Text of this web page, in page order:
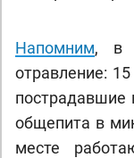
Напомним, в
отравление:
пострадавшие
общепита в
месте